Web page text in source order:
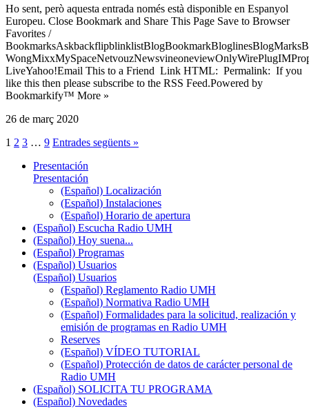
Ho sent, però aquesta entrada només està disponible en Espanyol
Europeu. Close Bookmark and Share This Page Save to Browser
Favorites /
LiveYahoo!Email This to a Friend Link HTML: Permalink: If you
like this then please subscribe to the RSS Feed.Powered by
Bookmarkify™ More »
26 de març 2020
1 2 3 … 9 Entrades següents »
Presentación
Presentación
(Español) Localización
(Español) Instalaciones
(Español) Horario de apertura
(Español) Escucha Radio UMH
(Español) Hoy suena...
(Español) Programas
(Español) Usuarios
(Español) Usuarios
(Español) Reglamento Radio UMH
(Español) Normativa Radio UMH
(Español) Formalidades para la solicitud, realización y
emisión de programas en Radio UMH
Reserves
(Español) VÍDEO TUTORIAL
(Español) Protección de datos de carácter personal de
Radio UMH
(Español) SOLICITA TU PROGRAMA
(Español) Novedades